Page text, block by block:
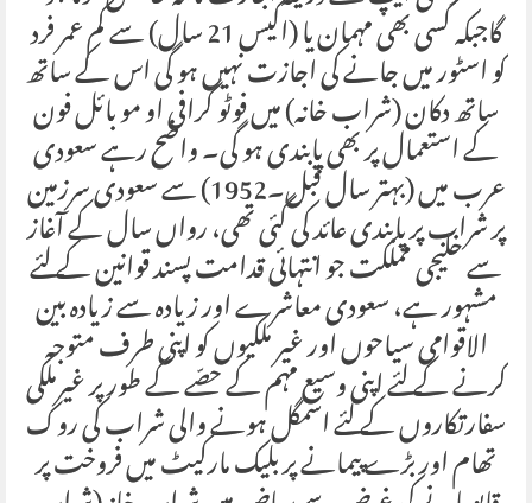
گاجبکہ کسی بھی مہمان یا (اکیس 21 سال) سے کم عمر فرد
کو اسٹور میں جانے کی اجازت نہیں ہو گی اس کے ساتھ
ساتھ دکان (شراب خانہ) میں فوٹو گرافی او مو بائل فون
کے استعمال پر بھی پابندی ہو گی۔ واضح رہے سعودی
عرب میں (بہتر سال قبل۔1952) سے سعودی سرزمین
پر شراب پر پابندی عائد کی گئی تھی، رواں سال کے آغاز
سے خلیجی مملکت جو انتہائی قدامت پسند قوانین کے لئے
مشہور ہے، سعودی معاشرے اور زیادہ سے زیادہ بین
الاقوامی سیاحوں اور غیر ملکیوں کو اپنی طرف متوجہ
کرنے کے لئے اپنی وسیع مہم کے حصّے کے طور پر غیرملکی
سفارتکاروں کے لئے اسمگل ہونے والی شراب کی روک
تھام اور بڑے پیمانے پر بلیک مارکیٹ میں فروخت پر